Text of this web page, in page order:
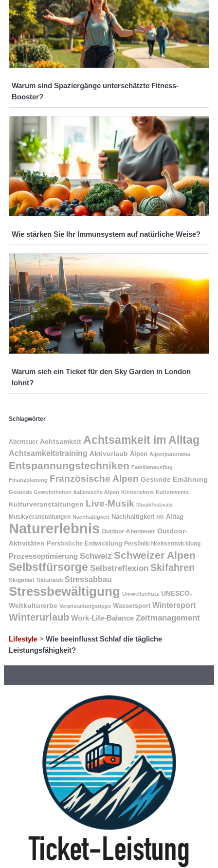
Warum sind Spaziergänge unterschätzte Fitness-
Booster?
Wie stärken Sie Ihr Immunsystem auf natürliche Weise?
Warum sich ein Ticket für den Sky Garden in London
lohnt?
Schlagwörter
Abenteuer Achtsamkeit Achtsamkeit im Alltag
Achtsamkeitstraining Aktivurlaub Alpen Alpenpanorama
Entspannungstechniken Familienausflug
Finanzplanung Französische Alpen Gesunde Ernährung
Gesunde Gewohnheiten Italienische Alpen Kinoerlebnis Kulturevents
Kulturveranstaltungen Live-Musik Musikfestivals
Musikveranstaltungen Nachhaltigkeit Nachhaltigkeit im Alltag
Naturerlebnis Outdoor-Abenteuer Outdoor-
Aktivitäten Persönliche Entwicklung Persönlichkeitsentwicklung
Prozessoptimierung Schweiz Schweizer Alpen
Selbstfürsorge Selbstreflexion Skifahren
Skigebiet Skiurlaub Stressabbau
Stressbewältigung Umweltschutz UNESCO-
Weltkulturerbe Veranstaltungstipps Wassersport Wintersport
Winterurlaub Work-Life-Balance Zeitmanagement
Lifestyle > Wie beeinflusst Schlaf die tägliche
Leistungsfähigkeit?